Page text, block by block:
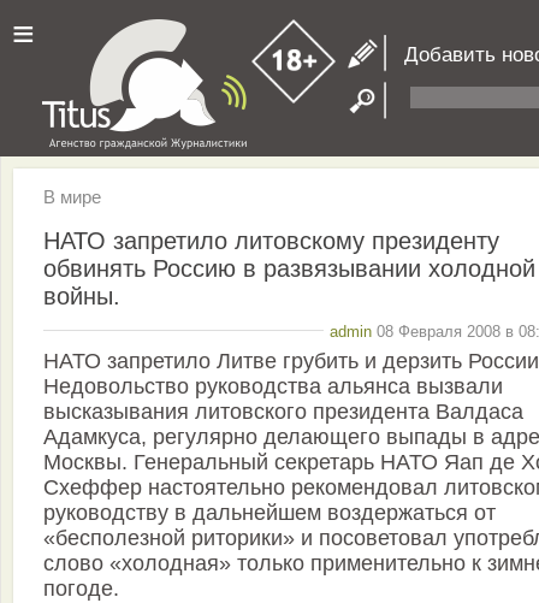
≡ Добавить
В мире
НАТО запретило литовскому президенту
обвинять Россию в развязывании холодной
войны.
admin 08 Февраля 2008 в
НАТО запретило Литве грубить и дерзить
Недовольство руководства альянса вызвали
высказывания литовского президента Валдаса
Адамкуса, регулярно делающего выпады в
Москвы. Генеральный секретарь НАТО Яап де
Схеффер настоятельно рекомендовал
руководству в дальнейшем воздержаться от
«бесполезной риторики» и посоветовал
слово «холодная» только применительно к
погоде.